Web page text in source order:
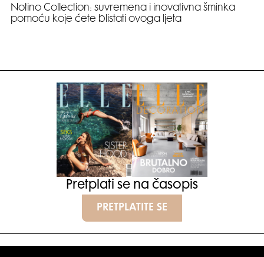
Notino Collection: suvremena i inovativna šminka
pomoću koje ćete blistati ovoga ljeta
Pretplati se na časopis
PRETPLATITE SE